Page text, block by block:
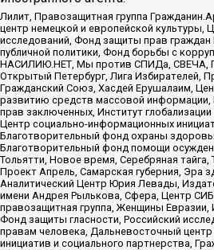
Лилит, Правозащитная группа
центр немецкой и европейской культуры,
исследований, Фонд защиты прав граждан
публичной политики, Фонд борьбы с
НАСИЛИЮ.НЕТ, Мы против СПИДа, СВЕЧА,
Открытый Петербург, Лига Избирателей,
Гражданский Союз, Хасдей Ерушалаим,
развитию средств массовой информации,
прав заключенных, Институт
Центр социально-информационных
Благотворительный фонд охраны
Благотворительный фонд помощи
Тольятти, Новое время, Серебряная тайга,
Проект Апрель, Самарская губерния, Эра
Аналитический Центр Юрия Левады,
имени Андрея Рылькова, Сфера, Центр
правозащитная группа, Женщины Евразии,
Фонд защиты гласности, Российский
правам человека, Дальневосточный центр
инициатив и социального партнерства,